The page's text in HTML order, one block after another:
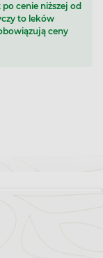
cenie niższej od
to leków
ceny